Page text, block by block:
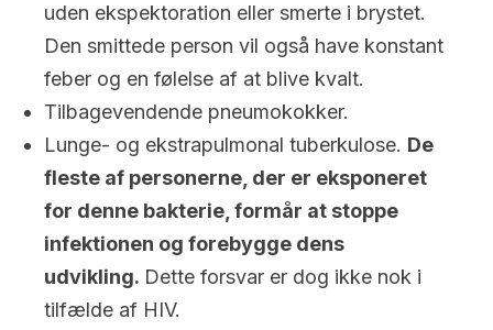
uden ekspektoration eller smerte i brystet.
Den smittede person vil også have konstant
feber og en følelse af at blive kvalt.
Tilbagevendende pneumokokker.
Lunge- og ekstrapulmonal tuberkulose. De
fleste af personerne, der er eksponeret
for denne bakterie, formår at stoppe
infektionen og forebygge dens
udvikling. Dette forsvar er dog ikke nok i
tilfælde af HIV.